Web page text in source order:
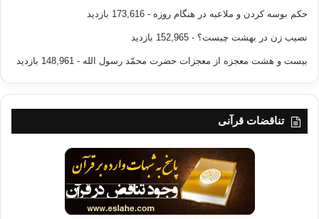
حکم بوسه کردن و ملاعبه در هنگام روزه - 173,616 بازدید
نصیب زن در بهشت چیست؟ - 152,965 بازدید
بیست و هشت معجزه از معجزات حضرت محمّد رسول الله - 148,961 بازدید
تناقضات قرآنی